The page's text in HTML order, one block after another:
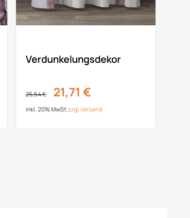
Verdunkelungsdekor
25,54 € 21,71 €
inkl. 20% MwSt.zzgl.Versand